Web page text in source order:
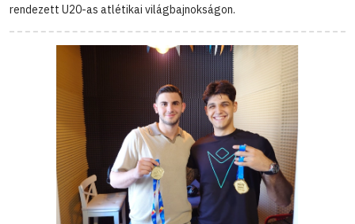
rendezett U20-as atlétikai világbajnokságon.